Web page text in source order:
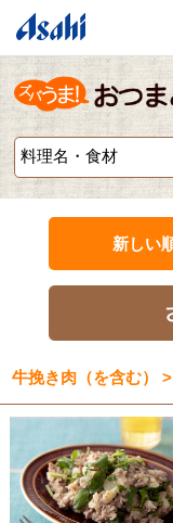
新しい
牛挽き肉（を含む）